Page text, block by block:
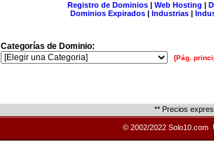
Registro de Dominios| Web Hosting |
Dominios Expirados | Industrias |
Categorías de Dominio:
[Pág.
** Precios
© 2002/2022 Solo10.com